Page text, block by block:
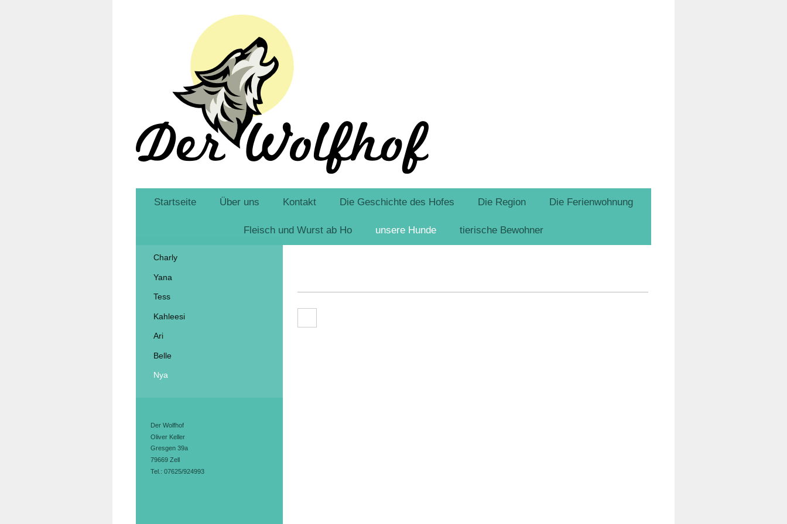
Startseite Über uns Kontakt Die Geschichte des Hofes Die Region Die Ferienwohnung
Fleisch und Wurst ab Ho unsere Hunde tierische Bewohner
Charly
Yana
Tess
Kahleesi
Ari
Belle
Nya
Der Wolfhof
Oliver Keller
Gresgen 39a
79669 Zell
Tel.: 07625/924993